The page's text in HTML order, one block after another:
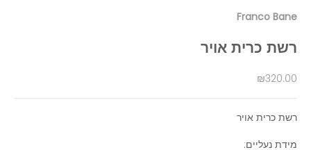
Franco Bane
רשת כרית אויר
מחיר מבצע
₪320.00
רשת כרית אויר
מידת נעליים: